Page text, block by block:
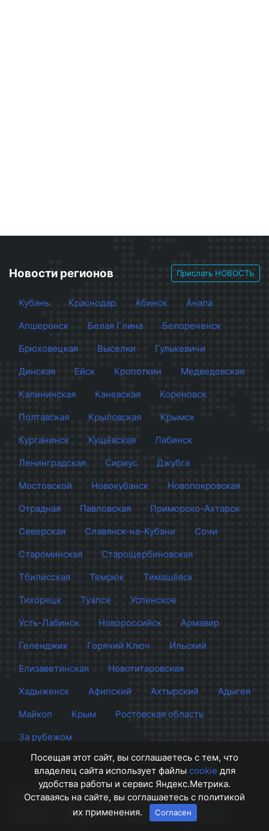
Новости регионов Прислать НОВОСТЬ
Кубань Краснодар Абинск
Анапа
Апшеронск
Белая Глина
Белореченск
Брюховецкая
Выселки
Гулькевичи
Динская
Ейск Кропоткин
Медведовская
Калининская
Каневская
Кореновск
Полтавская
Крыловская
Крымск
Курганинск
Кущёвская
Лабинск
Ленинградская
Сириус
Джубга
Мостовской
Новокубанск
Новопокровская
Отрадная
Павловская
Приморско-Ахтарск
Северская
Славянск-на-Кубани
Сочи
Староминская
Старощербиновская
Тбилисская
Темрюк
Тимашёвск
Тихорецк
Туапсе
Успенское
Усть-Лабинск
Новороссийск
Армавир
Геленджик
Горячий Ключ
Ильский
Елизаветинская
Новотитаровская
Хадыженск
Афипский Ахтырский
Адыгея
Майкоп
Крым
Ростовская область
За рубежом
Сайт Краснодара
© 2012 - 2026 СМИ Кубани
Правила Контакты Напишите нам
Посещая этот сайт, вы соглашаетесь с тем, что
владелец сайта использует файлы cookie для
удобства работы и сервис Яндекс.Метрика.
Оставаясь на сайте, вы соглашаетесь с политикой
их применения.
Согласен